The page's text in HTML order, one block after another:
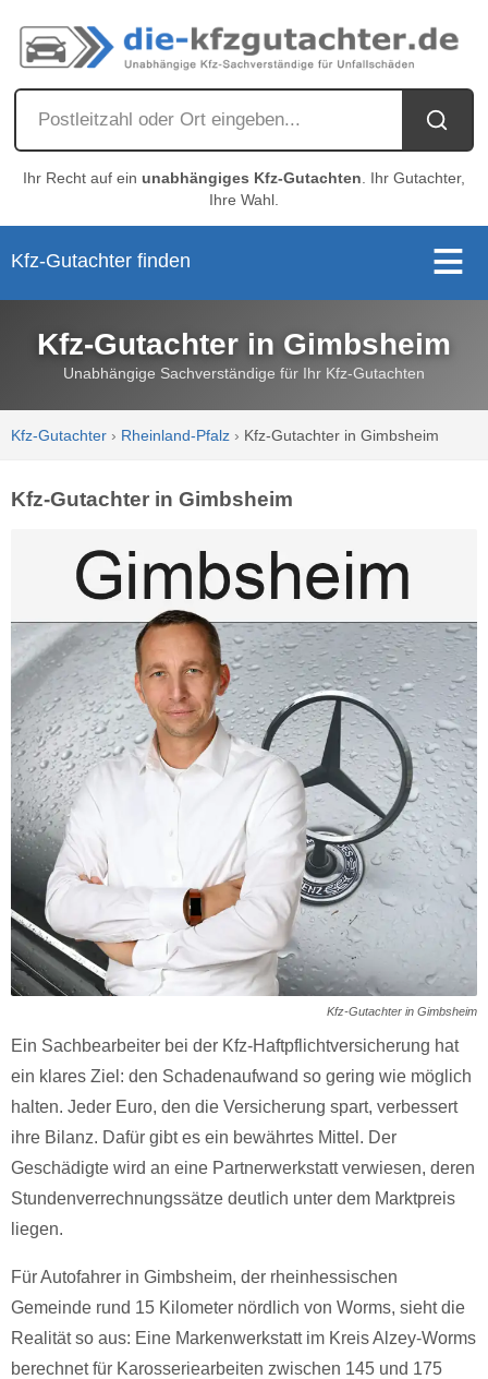
Ihr Recht auf ein unabhängiges Kfz-Gutachten . Ihr Gutachter,
Ihre Wahl.
Kfz-Gutachter finden
Kfz-Gutachter in Gimbsheim
Unabhängige Sachverständige für Ihr Kfz-Gutachten
Kfz-Gutachter › Rheinland-Pfalz › Kfz-Gutachter in Gimbsheim
Kfz-Gutachter in Gimbsheim
Kfz-Gutachter in Gimbsheim
Ein Sachbearbeiter bei der Kfz-Haftpflichtversicherung hat
ein klares Ziel: den Schadenaufwand so gering wie möglich
halten. Jeder Euro, den die Versicherung spart, verbessert
ihre Bilanz. Dafür gibt es ein bewährtes Mittel. Der
Geschädigte wird an eine Partnerwerkstatt verwiesen, deren
Stundenverrechnungssätze deutlich unter dem Marktpreis
liegen.
Für Autofahrer in Gimbsheim, der rheinhessischen
Gemeinde rund 15 Kilometer nördlich von Worms, sieht die
Realität so aus: Eine Markenwerkstatt im Kreis Alzey-Worms
berechnet für Karosseriearbeiten zwischen 145 und 175